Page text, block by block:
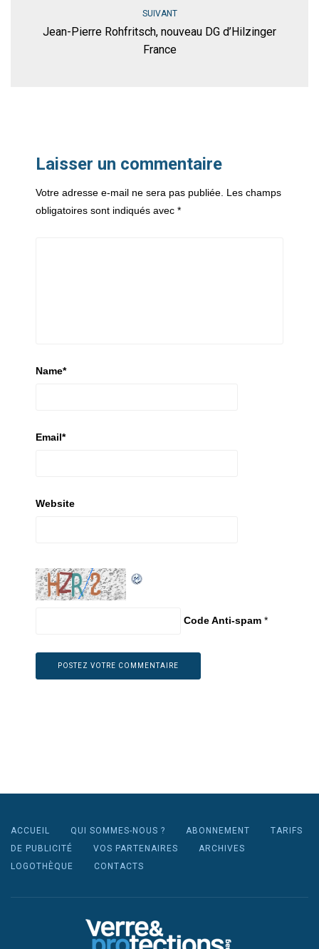
SUIVANT
Jean-Pierre Rohfritsch, nouveau DG d’Hilzinger
France
Laisser un commentaire
Votre adresse e-mail ne sera pas publiée. Les champs
obligatoires sont indiqués avec *
Name*
Email*
Website
Code Anti-spam *
ACCUEIL QUI SOMMES-NOUS ? ABONNEMENT
TARIFS
DE PUBLICITÉ
VOS PARTENAIRES
ARCHIVES
LOGOTHÈQUE
CONTACTS